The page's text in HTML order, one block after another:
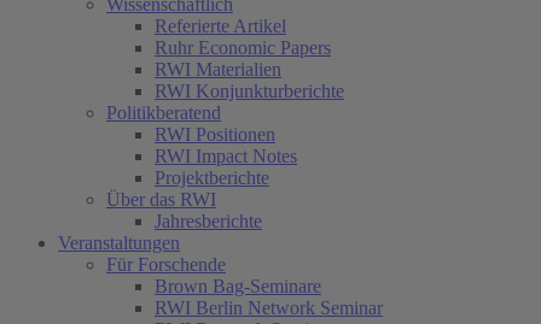
Wissenschaftlich
Referierte Artikel
Ruhr Economic Papers
RWI Materialien
RWI Konjunkturberichte
Politikberatend
RWI Positionen
RWI Impact Notes
Projektberichte
Über das RWI
Jahresberichte
Veranstaltungen
Für Forschende
Brown Bag-Seminare
RWI Berlin Network Seminar